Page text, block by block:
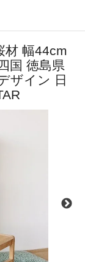
材 幅44cm
国 徳島県
ザイン 日